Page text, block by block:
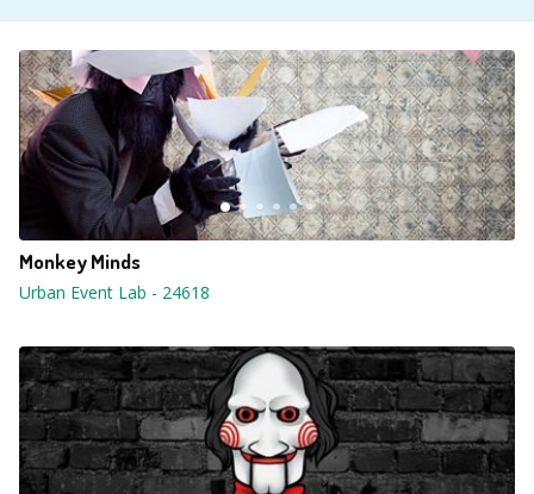
Monkey Minds
Urban Event Lab - 24618